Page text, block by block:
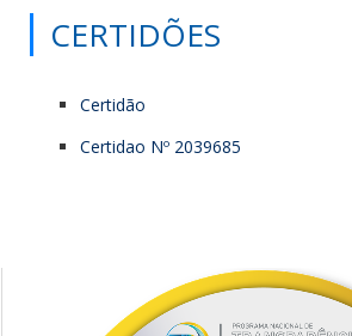
CERTIDÕES
Certidão
Certidao Nº 2039685